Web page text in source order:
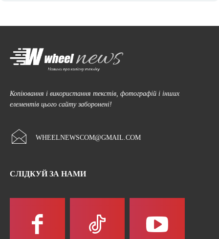
Копіювання і використання текстів, фотографій і інших
елементів цього сайту заборонені!
WHEELNEWSCOM@GMAIL.COM
СЛІДКУЙ ЗА НАМИ